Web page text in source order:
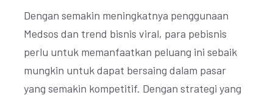
Dengan semakin meningkatnya penggunaan
Medsos dan trend bisnis viral, para pebisnis
perlu untuk memanfaatkan peluang ini sebaik
mungkin untuk dapat bersaing dalam pasar
yang semakin kompetitif. Dengan strategi yang